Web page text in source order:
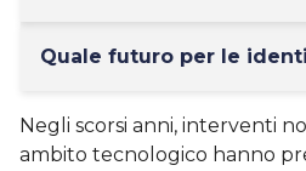
Quale futuro per le
Negli scorsi anni, interventi
ambito tecnologico hanno